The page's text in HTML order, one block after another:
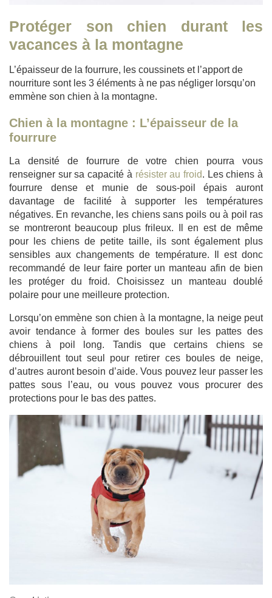
Protéger son chien durant les
vacances à la montagne
L’épaisseur de la fourrure, les coussinets et l’apport de
nourriture sont les 3 éléments à ne pas négliger lorsqu’on
emmène son chien à la montagne.
Chien à la montagne : L’épaisseur de la
fourrure
La densité de fourrure de votre chien pourra vous
renseigner sur sa capacité à résister au froid. Les chiens à
fourrure dense et munie de sous-poil épais auront
davantage de facilité à supporter les températures
négatives. En revanche, les chiens sans poils ou à poil ras
se montreront beaucoup plus frileux. Il en est de même
pour les chiens de petite taille, ils sont également plus
sensibles aux changements de température. Il est donc
recommandé de leur faire porter un manteau afin de bien
les protéger du froid. Choisissez un manteau doublé
polaire pour une meilleure protection.
Lorsqu’on emmène son chien à la montagne, la neige peut
avoir tendance à former des boules sur les pattes des
chiens à poil long. Tandis que certains chiens se
débrouillent tout seul pour retirer ces boules de neige,
d’autres auront besoin d’aide. Vous pouvez leur passer les
pattes sous l’eau, ou vous pouvez vous procurer des
protections pour le bas des pattes.